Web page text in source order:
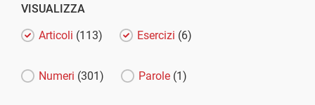
VISUALIZZA
Articoli (113) Esercizi (6)
Numeri (301) Parole (1)